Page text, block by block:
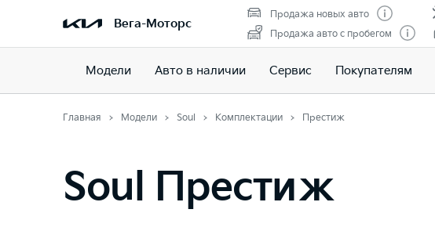
Вега-Моторс
Продажа новых авто
Продажа авто с пробегом
Модели Авто в наличии Cервис Покупателям
Главная Модели Soul Комплектации Престиж
Soul Престиж